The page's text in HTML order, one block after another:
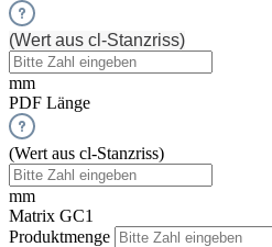
(Wert aus cl-Stanzriss)
mm
PDF Länge
(Wert aus cl-Stanzriss)
mm
Matrix GC1
Produktmenge